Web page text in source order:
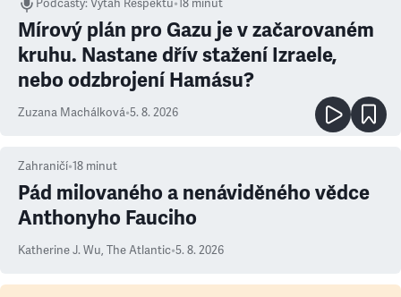
Podcasty:Výtah Respektu•18 minut
Mírový plán pro Gazu je v začarovaném
kruhu. Nastane dřív stažení Izraele,
nebo odzbrojení Hamásu?
Zuzana Machálková•5. 8. 2026
Zahraničí•18 minut
Pád milovaného a nenáviděného vědce
Anthonyho Fauciho
Katherine J. Wu, The Atlantic•5. 8. 2026